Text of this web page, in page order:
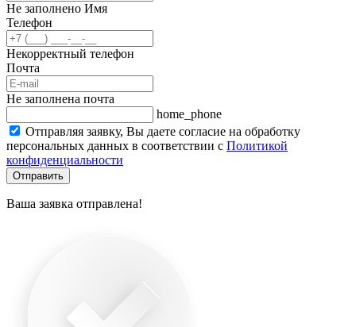
Не заполнено Имя
Телефон
Некорректный телефон
Почта
Не заполнена почта
home_phone
Отправляя заявку, Вы даете согласие на обработку
персональных данных в соответствии с Политикой
конфиденциальности
Отправить
Ваша заявка отправлена!